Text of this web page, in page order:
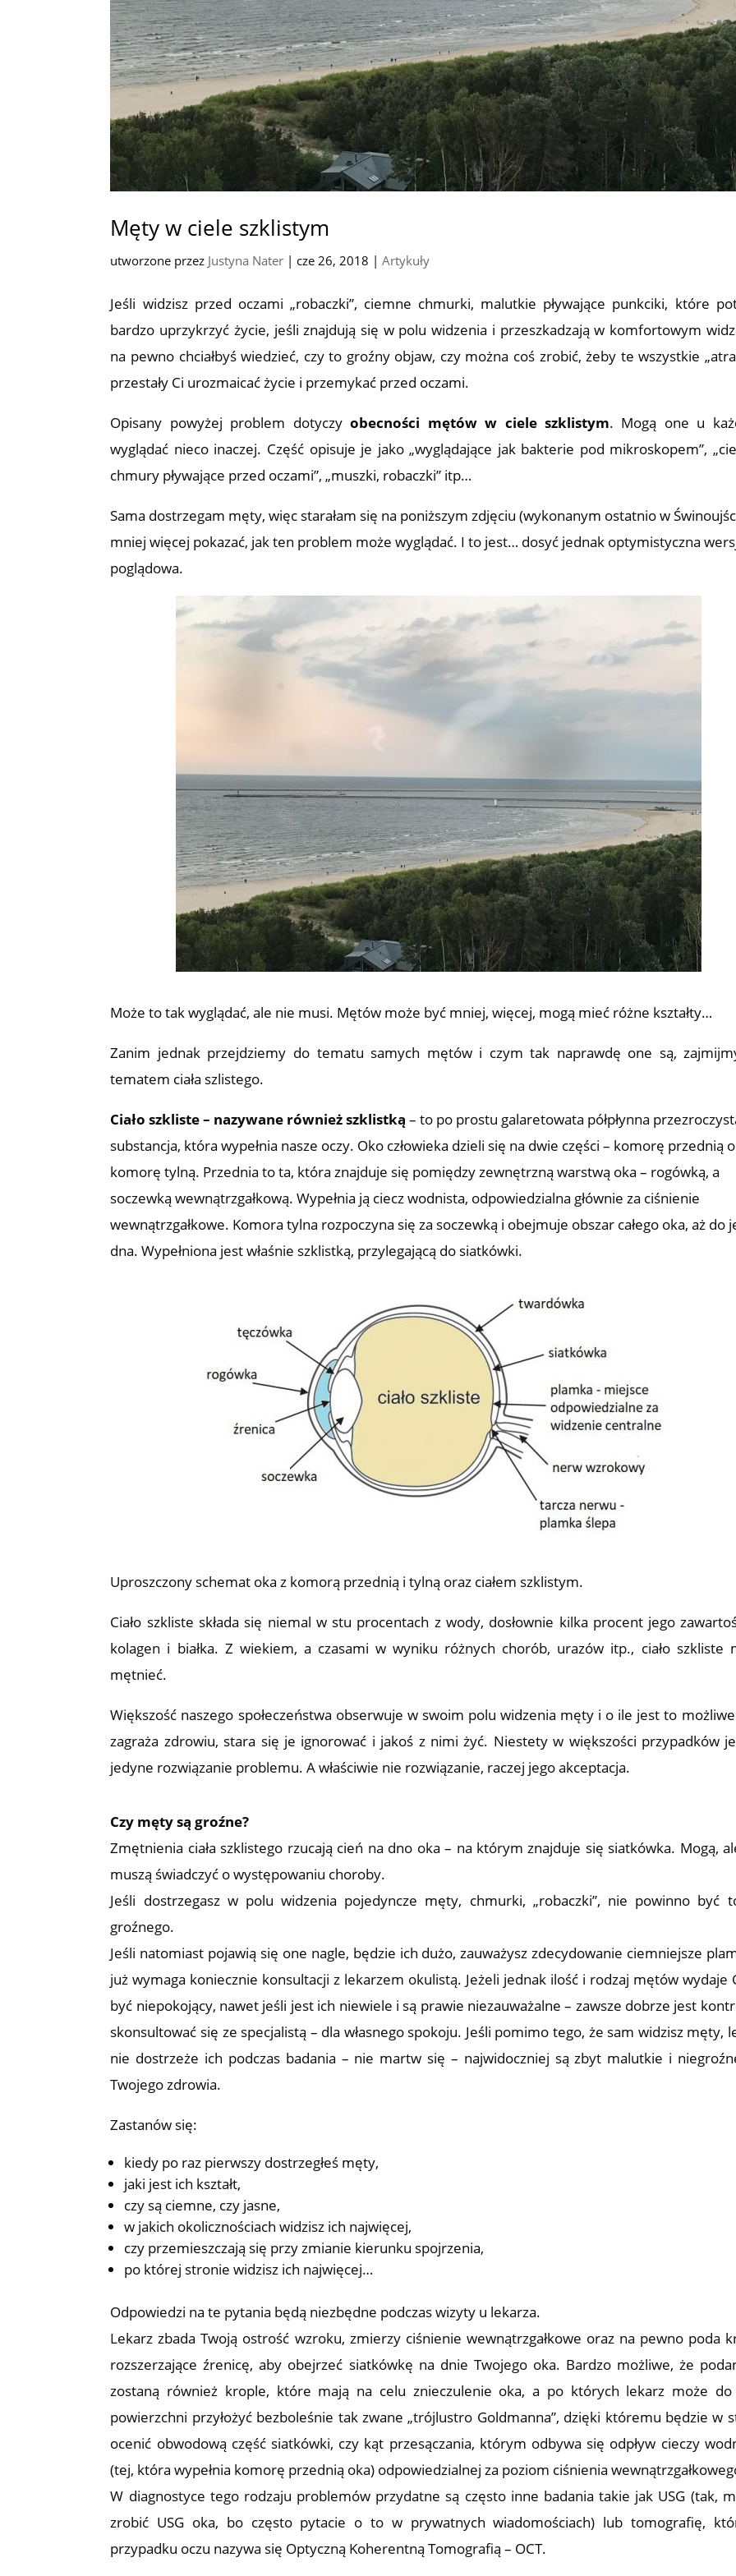
Męty w ciele szklistym
utworzone przez Justyna Nater | cze 26, 2018 |Artykuły
Jeśli widzisz przed oczami „robaczki”, ciemne chmurki, malutkie pływające punkciki, które
bardzo uprzykrzyć życie, jeśli znajdują się w polu widzenia i przeszkadzają w komfortowym
na pewno chciałbyś wiedzieć, czy to groźny objaw, czy można coś zrobić, żeby te wszystkie
przestały Ci urozmaicać życie i przemykać przed oczami.
Opisany powyżej problem dotyczyobecności mętów w ciele szklistym. Mogą one u
wyglądać nieco inaczej. Część opisuje je jako „wyglądające jak bakterie pod mikroskopem”,
chmury pływające przed oczami”, „muszki, robaczki” itp…
Sama dostrzegam męty, więc starałam się na poniższym zdjęciu (wykonanym ostatnio w
mniej więcej pokazać, jak ten problem może wyglądać. I to jest… dosyć jednak optymistyczna
poglądowa.
Może to tak wyglądać, ale nie musi. Mętów może być mniej, więcej, mogą mieć różne kształty…
Zanim jednak przejdziemy do tematu samych mętów i czym tak naprawdę one są,
tematem ciała szlistego.
Ciało szkliste – nazywane również szklistką – to po prostu galaretowata półpłynna
substancja, która wypełnia nasze oczy. Oko człowieka dzieli się na dwie części – komorę przednią
komorę tylną. Przednia to ta, która znajduje się pomiędzy zewnętrzną warstwą oka – rogówką, a
soczewką wewnątrzgałkową. Wypełnia ją ciecz wodnista, odpowiedzialna głównie za ciśnienie
wewnątrzgałkowe. Komora tylna rozpoczyna się za soczewką i obejmuje obszar całego oka, aż do
dna. Wypełniona jest właśnie szklistką, przylegającą do siatkówki.
Uproszczony schemat oka z komorą przednią i tylną oraz ciałem szklistym.
Ciało szkliste składa się niemal w stu procentach z wody, dosłownie kilka procent jego
kolagen i białka. Z wiekiem, a czasami w wyniku różnych chorób, urazów itp., ciało szkliste
mętnieć.
Większość naszego społeczeństwa obserwuje w swoim polu widzenia męty i o ile jest to
zagraża zdrowiu, stara się je ignorować i jakoś z nimi żyć. Niestety w większości przypadków
jedyne rozwiązanie problemu. A właściwie nie rozwiązanie, raczej jego akceptacja.
Czy męty są groźne?
Zmętnienia ciała szklistego rzucają cień na dno oka – na którym znajduje się siatkówka. Mogą,
muszą świadczyć o występowaniu choroby.
Jeśli dostrzegasz w polu widzenia pojedyncze męty, chmurki, „robaczki”, nie powinno być
groźnego.
Jeśli natomiast pojawią się one nagle, będzie ich dużo, zauważysz zdecydowanie ciemniejsze
już wymaga koniecznie konsultacji z lekarzem okulistą. Jeżeli jednak ilość i rodzaj mętów wydaje
być niepokojący, nawet jeśli jest ich niewiele i są prawie niezauważalne – zawsze dobrze jest
skonsultować się ze specjalistą – dla własnego spokoju. Jeśli pomimo tego, że sam widzisz męty,
nie dostrzeże ich podczas badania – nie martw się – najwidoczniej są zbyt malutkie i
Twojego zdrowia.
Zastanów się:
kiedy po raz pierwszy dostrzegłeś męty,
jaki jest ich kształt,
czy są ciemne, czy jasne,
w jakich okolicznościach widzisz ich najwięcej,
czy przemieszczają się przy zmianie kierunku spojrzenia,
po której stronie widzisz ich najwięcej…
Odpowiedzi na te pytania będą niezbędne podczas wizyty u lekarza.
Lekarz zbada Twoją ostrość wzroku, zmierzy ciśnienie wewnątrzgałkowe oraz na pewno poda
rozszerzające źrenicę, aby obejrzeć siatkówkę na dnie Twojego oka. Bardzo możliwe, że
zostaną również krople, które mają na celu znieczulenie oka, a po których lekarz może
powierzchni przyłożyć bezboleśnie tak zwane „trójlustro Goldmanna”, dzięki któremu będzie w
ocenić obwodową część siatkówki, czy kąt przesączania, którym odbywa się odpływ cieczy
(tej, która wypełnia komorę przednią oka) odpowiedzialnej za poziom ciśnienia
W diagnostyce tego rodzaju problemów przydatne są często inne badania takie jak USG (tak,
zrobić USG oka, bo często pytacie o to w prywatnych wiadomościach) lub tomografię,
przypadku oczu nazywa się Optyczną Koherentną Tomografią – OCT.